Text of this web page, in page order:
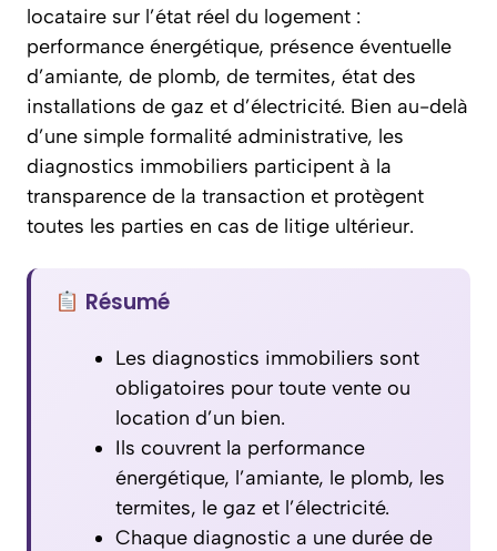
locataire sur l’état réel du logement :
performance énergétique, présence éventuelle
d’amiante, de plomb, de termites, état des
installations de gaz et d’électricité. Bien au-delà
d’une simple formalité administrative, les
diagnostics immobiliers participent à la
transparence de la transaction et protègent
toutes les parties en cas de litige ultérieur.
Résumé
Les diagnostics immobiliers sont
obligatoires pour toute vente ou
location d’un bien.
Ils couvrent la performance
énergétique, l’amiante, le plomb, les
termites, le gaz et l’électricité.
Chaque diagnostic a une durée de